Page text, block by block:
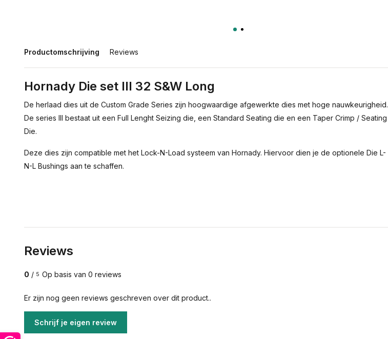
Productomschrijving Reviews
Hornady Die set III 32 S&W Long
De herlaad dies uit de Custom Grade Series zijn hoogwaardige afgewerkte dies met hoge nauwkeurigheid.
De series III bestaat uit een Full Lenght Seizing die, een Standard Seating die en een Taper Crimp / Seating
Die.
Deze dies zijn compatible met het Lock-N-Load systeem van Hornady. Hiervoor dien je de optionele Die L-
N-L Bushings aan te schaffen.
Reviews
0 / 5 Op basis van 0 reviews
Er zijn nog geen reviews geschreven over dit product..
Schrijf je eigen review